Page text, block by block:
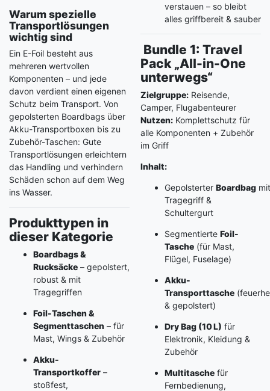
Warum spezielle
Transportlösungen
wichtig sind
Ein E-Foil besteht aus
mehreren wertvollen
Komponenten – und jede
davon verdient einen eigenen
Schutz beim Transport. Von
gepolsterten Boardbags über
Akku-Transportboxen bis zu
Zubehör-Taschen: Gute
Transportlösungen erleichtern
das Handling und verhindern
Schäden schon auf dem Weg
ins Wasser.
Produkttypen in
dieser Kategorie
Boardbags &
Rucksäcke – gepolstert,
robust & mit
Tragegriffen
Foil-Taschen &
Segmenttaschen – für
Mast, Wings & Zubehör
Akku-
Transportkoffer –
stoßfest,
verstauen – so bleibt
alles griffbereit & sauber
Bundle 1: Travel
Pack „All-in-One
unterwegs“
Zielgruppe:Reisende,
Camper, Flugabenteurer
Nutzen:Komplettschutz für
alle Komponenten + Zubehör
im Griff
Inhalt:
Gepolsterter Boardbagmit
Tragegriff &
Schultergurt
Segmentierte Foil-
Tasche(für Mast,
Flügel, Fuselage)
Akku-
Transporttasche
& gepolstert)
Dry Bag (10 L) für
Elektronik, Kleidung &
Zubehör
Multitaschefür
Fernbedienung,